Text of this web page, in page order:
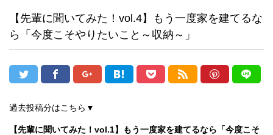
【先輩に聞いてみた！vol.4】もう一度家を建てるな
ら「今度こそやりたいこと～収納～」
過去投稿分はこちら▼
【先輩に聞いてみた！vol.1】もう一度家を建てるなら「今度こそ